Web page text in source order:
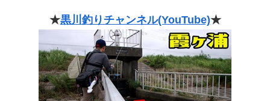
★黒川釣りチャンネル(YouTube)★